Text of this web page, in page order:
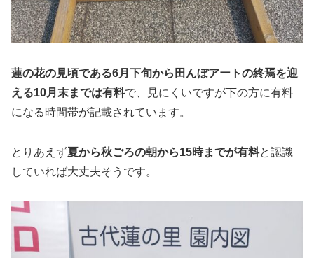
蓮の花の見頃である6月下旬から田んぼアートの終焉を迎
える10月末までは有料で、見にくいですが下の方に有料
になる時間帯が記載されています。
とりあえず夏から秋ごろの朝から15時までが有料と認識
していれば大丈夫そうです。